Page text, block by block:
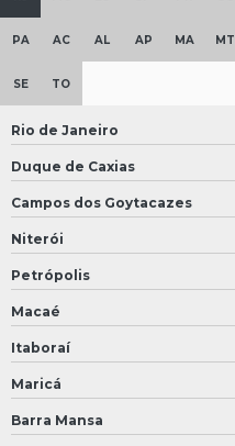
PA AC AL AP MA MT
SE TO
Rio de Janeiro
Duque de Caxias
Campos dos Goytacazes
Niterói
Petrópolis
Macaé
Itaboraí
Maricá
Barra Mansa